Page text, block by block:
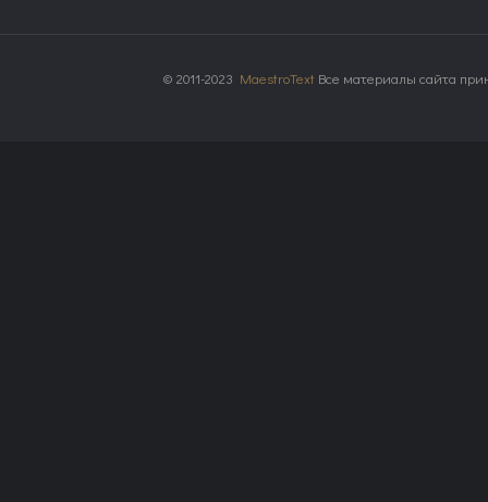
© 2011-2023 MaestroTextВсе материалы сайта